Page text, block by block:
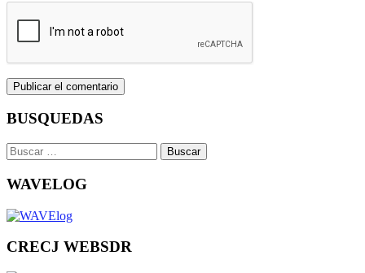
BUSQUEDAS
Buscar:
WAVELOG
CRECJ WEBSDR